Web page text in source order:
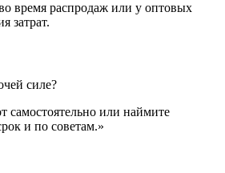
время распродаж или у оптовых
затрат.
силе?
самостоятельно или наймите
и по советам.»